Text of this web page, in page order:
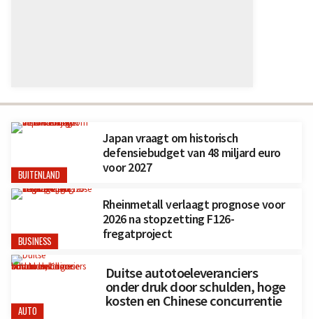
BUITENLAND
Japan vraagt om historisch
defensiebudget van 48 miljard euro
voor 2027
BUSINESS
Rheinmetall verlaagt prognose voor
2026 na stopzetting F126-
fregatproject
AUTO
Duitse autotoeleveranciers
onder druk door schulden, hoge
kosten en Chinese concurrentie